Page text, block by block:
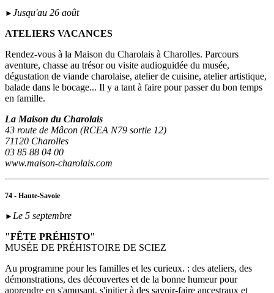
► Jusqu'au 26 août
ATELIERS VACANCES
Rendez-vous à la Maison du Charolais à Charolles. Parcours
aventure, chasse au trésor ou visite audioguidée du musée,
dégustation de viande charolaise, atelier de cuisine, atelier artistique,
balade dans le bocage... Il y a tant à faire pour passer du bon temps
en famille.
La Maison du Charolais
43 route de Mâcon (RCEA N79 sortie 12)
71120 Charolles
03 85 88 04 00
www.maison-charolais.com
74 - Haute-Savoie
► Le 5 septembre
"FÊTE PRÉHISTO"
MUSÉE DE PRÉHISTOIRE DE SCIEZ
Au programme pour les familles et les curieux. : des ateliers, des
démonstrations, des découvertes et de la bonne humeur pour
apprendre en s'amusant, s'initier à des savoir-faire ancestraux et